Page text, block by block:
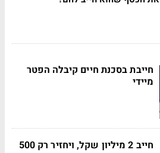
חייבת בסכנת חיים קיבלה הפטר
מיידי
חייב 2 מיליון שקל, ויחזיר רק 500